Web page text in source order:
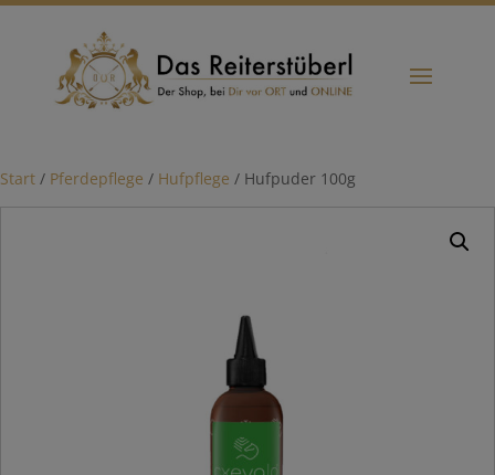
Start / Pferdepflege / Hufpflege / Hufpuder 100g